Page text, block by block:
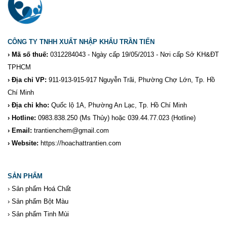
CÔNG TY TNHH XUẤT NHẬP KHẨU TRẦN TIẾN
› Mã số thuế: 0312284043 - Ngày cấp 19/05/2013 - Nơi cấp Sở KH&ĐT
TPHCM
› Địa chỉ VP: 911-913-915-917 Nguyễn Trãi, Phường Chợ Lớn, Tp. Hồ
Chí Minh
› Địa chỉ kho: Quốc lộ 1A, Phường An Lạc, Tp. Hồ Chí Minh
› Hotline: 0983.838.250(Ms Thủy) hoặc 039.44.77.023(Hotline)
› Email: trantienchem@gmail.com
› Website: https://hoachattrantien.com
SẢN PHẨM
› Sản phẩm Hoá Chất
› Sản phẩm Bột Màu
› Sản phẩm Tinh Mùi